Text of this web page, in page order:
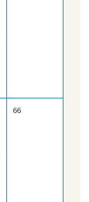
66